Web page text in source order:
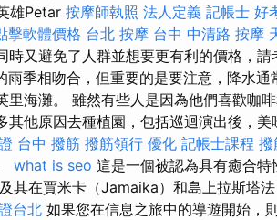
雄Petar 按摩師執照 法人定義 記帳士 好
擊軟體價格 台北 按摩 台中 中清路 按摩
又避免了人群並想要更有利的價格，請
雨季相吻合，但重要的是要注意，降水通
海灘。 雖然有些人是因為他們喜歡咖
他原因去種植園，包括巡迴演出後，美
台中 撥筋 撥筋領行 優化 記帳士課程 撥
what is seo 這是一個被認為具有癒合特
其在賈米卡（Jamaika）和島上拉斯塔
台北 如果您在信息之旅中的導遊開始，